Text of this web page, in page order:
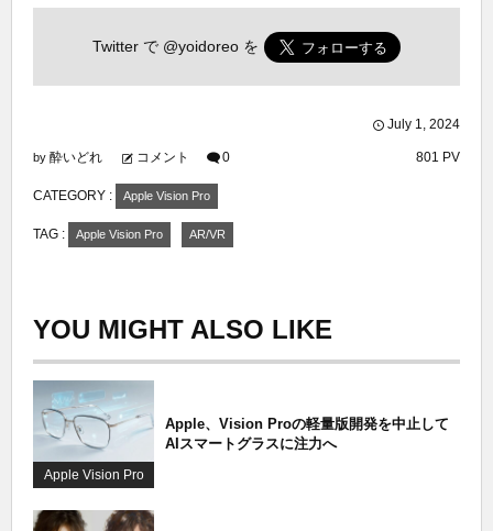
Twitter で @yoidoreo を
July 1, 2024
by 酔いどれ コメント 0 801 PV
CATEGORY : Apple Vision Pro
TAG : Apple Vision Pro AR/VR
YOU MIGHT ALSO LIKE
Apple Vision Pro
Apple、Vision Proの軽量版開発を中止して
AIスマートグラスに注力へ